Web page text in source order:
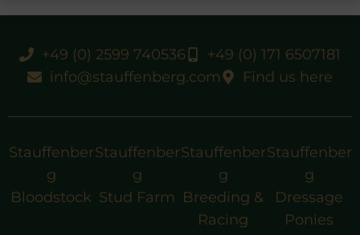
+49 (0) 2599 740536
+49 (0) 171 6507181
info@stauffenberg.com
Find us here
Stauffenber
g
Bloodstock
Stauffenber
g
Stud Farm
Stauffenber
g
Breeding &
Racing
Stauffenber
g
Dressage
Ponies